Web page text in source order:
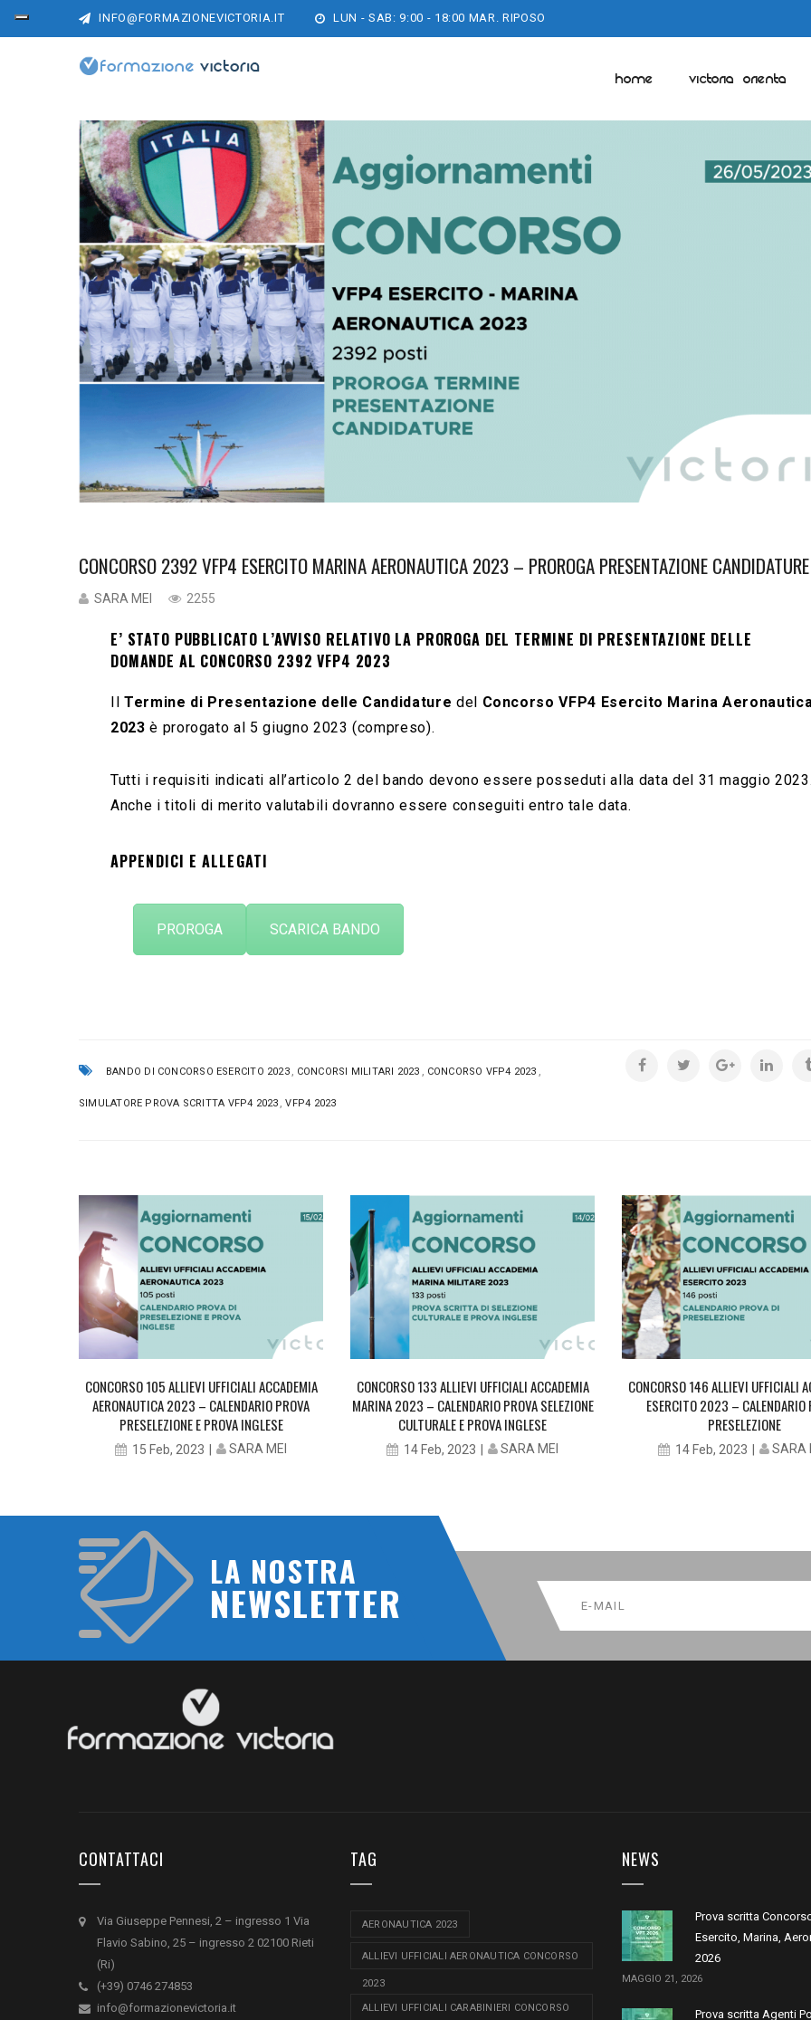
INFO@FORMAZIONEVICTORIA.IT LUN - SAB: 9:00 - 18:00 MAR. RIPOSO
HOME VICTORIA ORIENTA
CONCORSO 2392 VFP4 ESERCITO MARINA AERONAUTICA 2023 – PROROGA PRESENTAZIONE CANDIDATURE
SARA MEI 2255
E’ STATO PUBBLICATO L’AVVISO RELATIVO LA PROROGA DEL TERMINE DI PRESENTAZIONE DELLE
DOMANDE AL CONCORSO 2392 VFP4 2023
Il Termine di Presentazione delle Candidature del Concorso VFP4 Esercito Marina
2023 è prorogato al 5 giugno 2023 (compreso).
Tutti i requisiti indicati all’articolo 2 del bando devono essere posseduti alla data del 31 maggio 2023.
Anche i titoli di merito valutabili dovranno essere conseguiti entro tale data.
APPENDICI E ALLEGATI
PROROGA SCARICA BANDO
BANDO DI CONCORSO ESERCITO 2023 CONCORSI MILITARI 2023 CONCORSO VFP4 2023
SIMULATORE PROVA SCRITTA VFP4 2023 ,VFP4 2023
CONCORSO 105 ALLIEVI UFFICIALI ACCADEMIA
AERONAUTICA 2023 – CALENDARIO PROVA
PRESELEZIONE E PROVA INGLESE
15 Feb, 2023 SARA MEI
CONCORSO 133 ALLIEVI UFFICIALI ACCADEMIA
MARINA 2023 – CALENDARIO PROVA SELEZIONE
CULTURALE E PROVA INGLESE
14 Feb, 2023 SARA MEI
CONCORSO 146 ALLIEVI UFFICIALI
ESERCITO 2023 – CALENDARIO
PRESELEZIONE
14 Feb, 2023 SARA
LA NOSTRA
NEWSLETTER
CONTATTACI
Via Giuseppe Pennesi, 2 – ingresso 1 Via
Flavio Sabino, 25 – ingresso 2 02100 Rieti
(Ri)
(+39) 0746 274853
info@formazionevictoria.it
TAG
AERONAUTICA 2023
ALLIEVI UFFICIALI AERONAUTICA CONCORSO
2023
ALLIEVI UFFICIALI CARABINIERI CONCORSO
NEWS
Prova scritta
Esercito, Marina,
2026
MAGGIO 21, 2026
Prova scritta Agenti